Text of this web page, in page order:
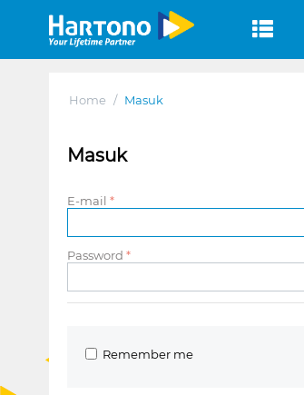
Home / Masuk
Masuk
E-mail
Password
Remember me